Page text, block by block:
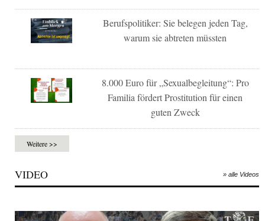
Berufspolitiker: Sie belegen jeden Tag,
warum sie abtreten müssten
8.000 Euro für „Sexualbegleitung“: Pro
Familia fördert Prostitution für einen
guten Zweck
Weitere >>
VIDEO » alle Videos